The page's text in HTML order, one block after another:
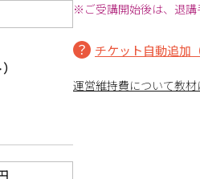
※ご受講開始後は、退講
チケット自動追加
運営維持費について教材